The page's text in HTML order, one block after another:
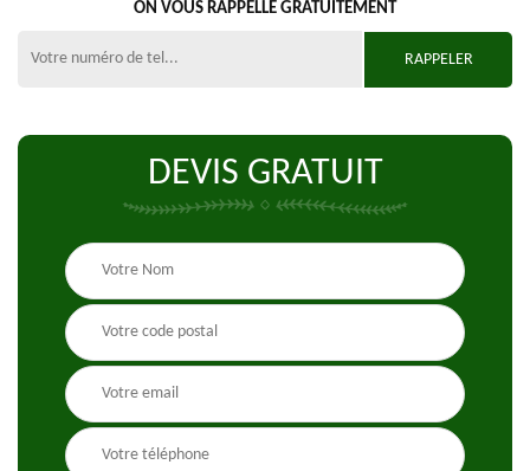
ON VOUS RAPPELLE GRATUITEMENT
DEVIS GRATUIT